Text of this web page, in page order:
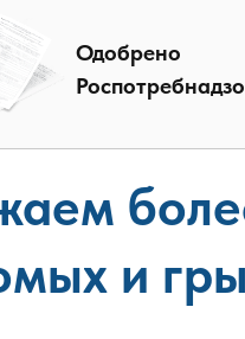
Одобрено
и